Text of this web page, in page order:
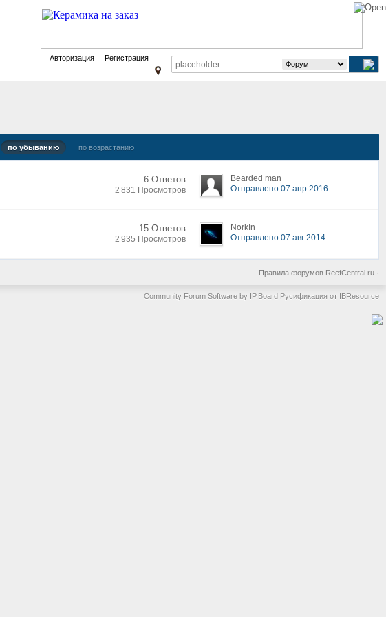
Авторизация Регистрация
по убыванию по возрастанию
6 Ответов
2 831 Просмотров
Bearded man
Отправлено 07 апр 2016
15 Ответов
2 935 Просмотров
NorkIn
Отправлено 07 авг 2014
Правила форумов ReefCentral.ru ·
Community Forum Software by IP.Board Русификация от IBResource